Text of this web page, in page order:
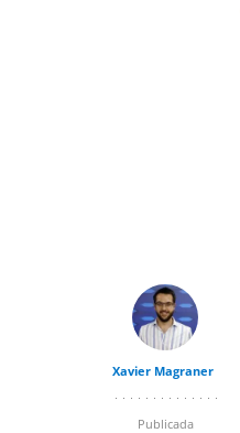
Xavier Magraner
Publicada